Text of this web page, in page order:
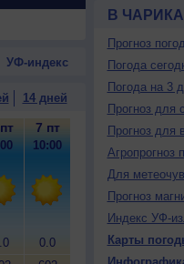
УФ-индекс
14 дней
7 пт
10:00
0.0
7 пт
0.0
7
В
Прогноз
Погода
Погода на 3
Прогноз для
Прогноз для
Агропрогноз
Для
Прогноз
Индекс УФ-
Карты